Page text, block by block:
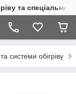
та спеціальних
системи обігріву